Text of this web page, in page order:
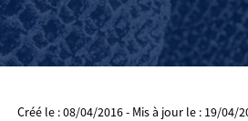
Créé le : 08/04/2016 - Mis à jour le : 19/04/